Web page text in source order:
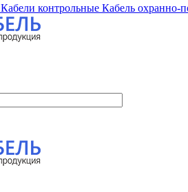
Кабели контрольные Кабель охранно-